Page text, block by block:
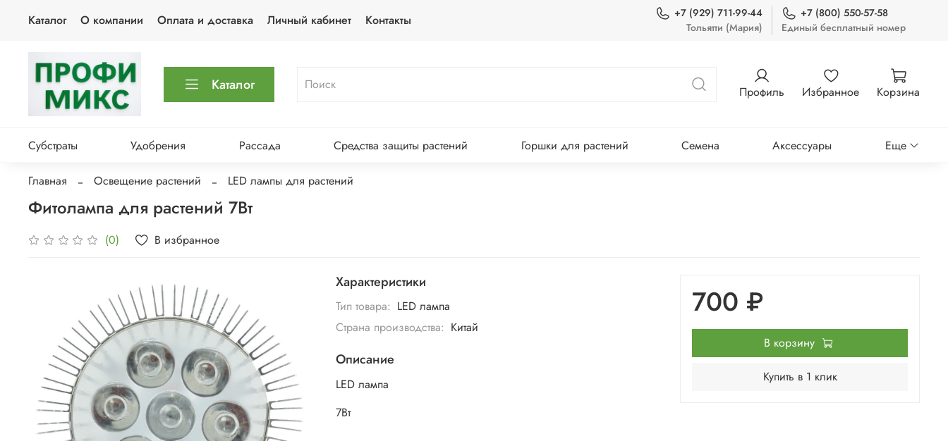
Каталог О компании Оплата и доставка Личный кабинет Контакты
+7 (929) 711-99-44
Тольятти (Мария)
+7 (800) 550-57-58
Единый бесплатный номер
Каталог Профиль Избранное Корзина
Субстраты Удобрения Рассада Средства защиты растений Горшки для растений Семена Аксессуары Еще
Главная Освещение растений LED лампы для растений
Фитолампа для растений 7Вт
(0) В избранное
Характеристики
Тип товара: LED лампа
Страна производства: Китай
Описание
LED лампа
7Вт
700 ₽
В корзину
Купить в 1 клик